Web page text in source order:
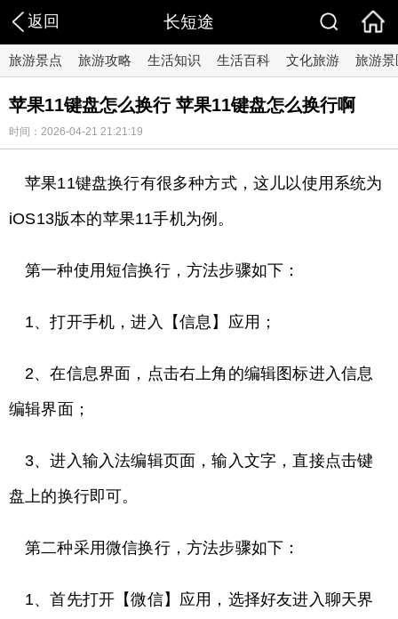
返回 长短途
旅游景点 旅游攻略 生活知识 生活百科 文化旅游 旅游景
苹果11键盘怎么换行 苹果11键盘怎么换行啊
时间：2026-04-21 21:21:19
苹果11键盘换行有很多种方式，这儿以使用系统为
iOS13版本的苹果11手机为例。
第一种使用短信换行，方法步骤如下：
1、打开手机，进入【信息】应用；
2、在信息界面，点击右上角的编辑图标进入信息
编辑界面；
3、进入输入法编辑页面，输入文字，直接点击键
盘上的换行即可。
第二种采用微信换行，方法步骤如下：
1、首先打开【微信】应用，选择好友进入聊天界